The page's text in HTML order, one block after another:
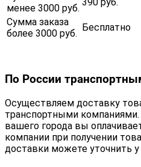
менее 3000 руб.
Сумма заказа
более 3000 руб.
Бесплатно
По России
Осуществляем доставку
транспортными
вашего города вы
компании при получении
доставки можете уточнить